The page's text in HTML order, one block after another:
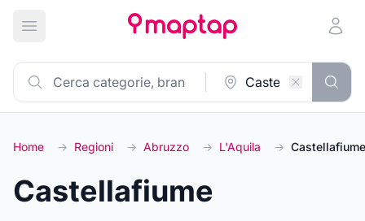
Apri menu principale
Home → Regioni → Abruzzo → L'Aquila → Castellafiume
Castellafiume